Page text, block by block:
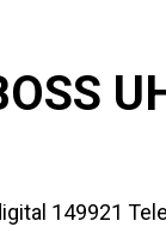
149921